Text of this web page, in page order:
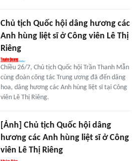
Chủ tịch Quốc hội dâng hương các
Anh hùng liệt sĩ ở Công viên Lê Thị
Riêng
Chiều 26/7, Chủ tịch Quốc hội Trần Thanh Mẫn
cùng đoàn công tác Trung ương đã đến dâng
hoa, dâng hương các Anh hùng liệt sĩ tại Công
viên Lê Thị Riêng.
[Ảnh] Chủ tịch Quốc hội dâng
hương các Anh hùng liệt sĩ ở Công
viên Lê Thị Riêng